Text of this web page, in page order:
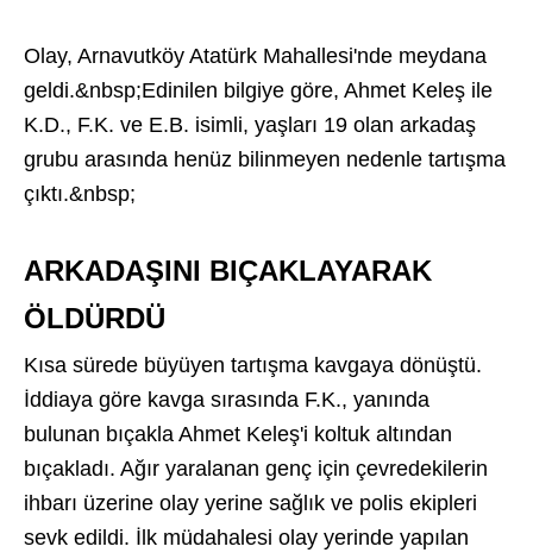
Olay, Arnavutköy Atatürk Mahallesi'nde meydana
geldi.&nbsp;Edinilen bilgiye göre, Ahmet Keleş ile
K.D., F.K. ve E.B. isimli, yaşları 19 olan arkadaş
grubu arasında henüz bilinmeyen nedenle tartışma
çıktı.&nbsp;
ARKADAŞINI BIÇAKLAYARAK
ÖLDÜRDÜ
Kısa sürede büyüyen tartışma kavgaya dönüştü.
İddiaya göre kavga sırasında F.K., yanında
bulunan bıçakla Ahmet Keleş'i koltuk altından
bıçakladı. Ağır yaralanan genç için çevredekilerin
ihbarı üzerine olay yerine sağlık ve polis ekipleri
sevk edildi. İlk müdahalesi olay yerinde yapılan